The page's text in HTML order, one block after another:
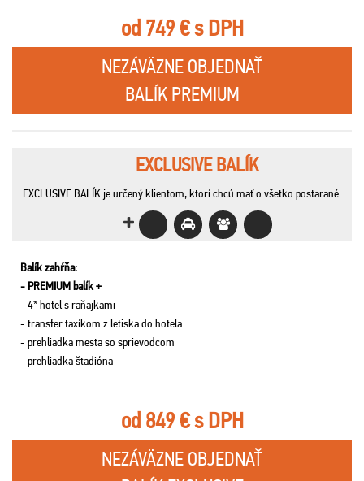
od 749 € s DPH
NEZÁVÄZNE OBJEDNAŤ
BALÍK PREMIUM
EXCLUSIVE BALÍK
EXCLUSIVE BALÍK je určený klientom, ktorí chcú mať o všetko postarané.
Balík zahŕňa:
- PREMIUM balík +
- 4* hotel s raňajkami
- transfer taxíkom z letiska do hotela
- prehliadka mesta so sprievodcom
- prehliadka štadióna
od 849 € s DPH
NEZÁVÄZNE OBJEDNAŤ